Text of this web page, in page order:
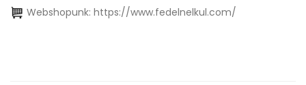
Webshopunk: https://www.fedelnelkul.com/